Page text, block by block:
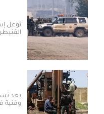
توغل إسرائيلي في
القنيطرة
بعد تسجيل حالات
وفنية في عين التينة